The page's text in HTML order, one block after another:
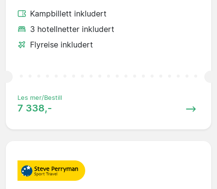
Kampbillett inkludert
3 hotellnetter inkludert
Flyreise inkludert
Les mer/Bestill
7 338,-